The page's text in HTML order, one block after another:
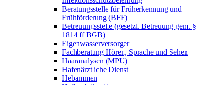
Beratungsstelle für Früherkennung und
Frühförderung (BFF)
Betreuungsstelle (gesetzl. Betreuung gem. §
1814 ff BGB)
Eigenwasserversorger
Fachberatung Hören, Sprache und Sehen
Haaranalysen (MPU)
Hafenärztliche Dienst
Hebammen